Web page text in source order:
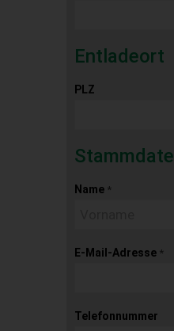
Entladeort
PLZ
Name *
E-Mail-Adresse *
Telefonnummer